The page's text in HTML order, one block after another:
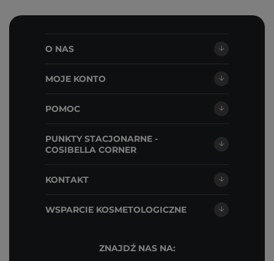
O NAS
MOJE KONTO
POMOC
PUNKTY STACJONARNE -
COSIBELLA CORNER
KONTAKT
WSPARCIE KOSMETOLOGICZNE
ZNAJDŹ NAS NA: